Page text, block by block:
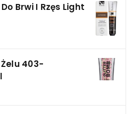
Brwi I Rzęs Light
403-